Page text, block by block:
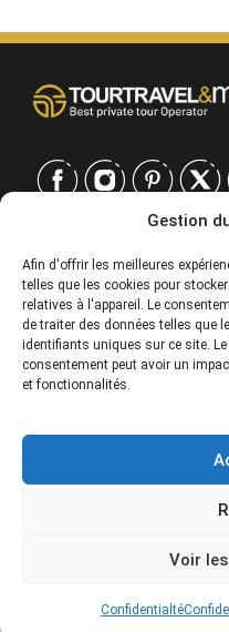
Gestion
Afin d'offrir les meilleures
telles que les cookies pour
relatives à l'appareil. Le
de traiter des données telles que
identifiants uniques sur ce site.
consentement peut avoir un
et fonctionnalités.
Voir
Confidentialté
SERVICES
SOCIÉTÉ
EUROPE
USA |
EUROPE
USA